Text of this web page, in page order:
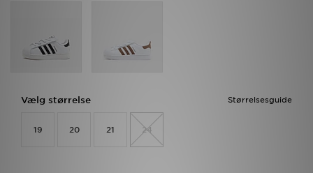
Størrelsesguide
Vælg størrelse
19 20 21 24